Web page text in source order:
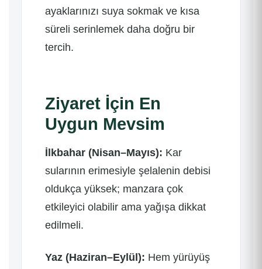
ayaklarınızı suya sokmak ve kısa
süreli serinlemek daha doğru bir
tercih.
Ziyaret İçin En
Uygun Mevsim
İlkbahar (Nisan–Mayıs): Kar
sularının erimesiyle şelalenin debisi
oldukça yüksek; manzara çok
etkileyici olabilir ama yağışa dikkat
edilmeli.
Yaz (Haziran–Eylül): Hem yürüyüş